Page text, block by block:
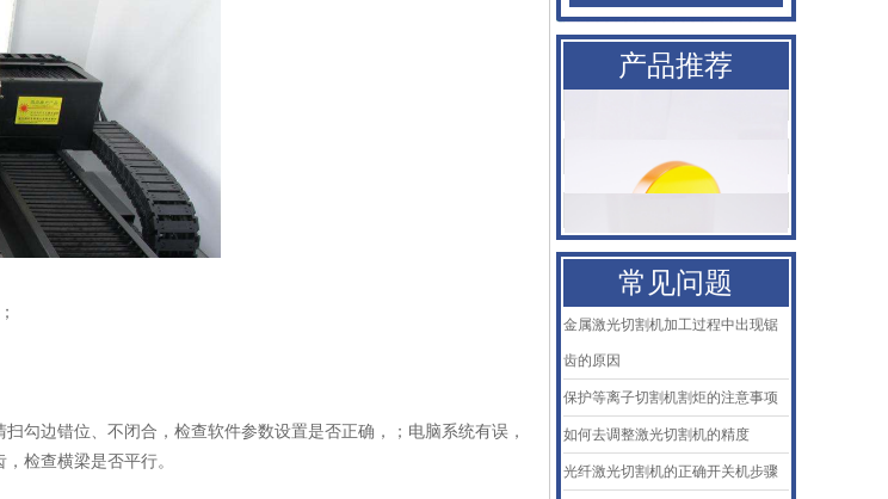
勾边错位、不闭合，检查软件参数设置是否正确，；电脑系统有误，
检查横梁是否平行。
产品推荐
AMADA阿玛达喷嘴
二氧化碳聚焦镜
百超Bystronic喷嘴
KTB2陶瓷体
AMADA阿玛达喷嘴
普雷喷嘴
百超Bystronic喷嘴
常见问题
金属激光切割机加工过程中出现锯
齿的原因
保护等离子切割机割炬的注意事项
如何去调整激光切割机的精度
光纤激光切割机的正确开关机步骤